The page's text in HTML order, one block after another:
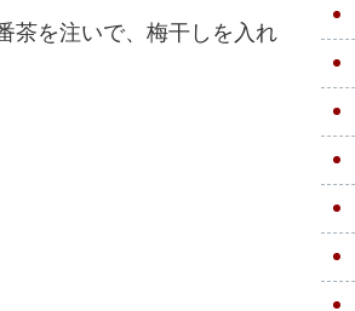
茶を注いで、梅干しを入れ